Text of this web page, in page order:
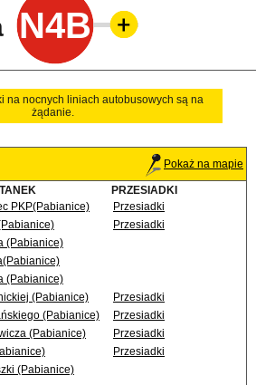
N4B
na nocnych liniach autobusowych są na
żądanie.
Pokaż na mapie
PRZESIADKI
PKP(Pabianice)
Przesiadki
Przesiadki
(Pabianice)
(Pabianice)
(Pabianice)
Przesiadki
(Pabianice)
Przesiadki
(Pabianice)
Przesiadki
Przesiadki
(Pabianice)